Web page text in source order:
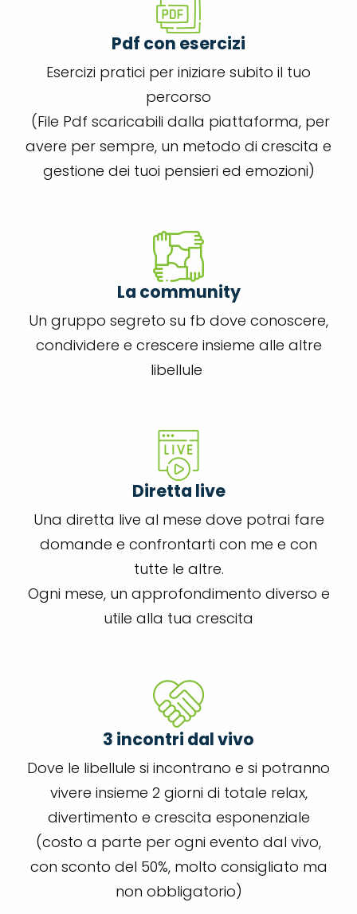
Pdf con esercizi
Esercizi pratici per iniziare subito il tuo
percorso
(File Pdf scaricabili dalla piattaforma, per
avere per sempre, un metodo di crescita e
gestione dei tuoi pensieri ed emozioni)
La community
Un gruppo segreto su fb dove conoscere,
condividere e crescere insieme alle altre
libellule
Diretta live
Una diretta live al mese dove potrai fare
domande e confrontarti con me e con
tutte le altre.
Ogni mese, un approfondimento diverso e
utile alla tua crescita
3 incontri dal vivo
Dove le libellule si incontrano e si potranno
vivere insieme 2 giorni di totale relax,
divertimento e crescita esponenziale
(costo a parte per ogni evento dal vivo,
con sconto del 50%, molto consigliato ma
non obbligatorio)